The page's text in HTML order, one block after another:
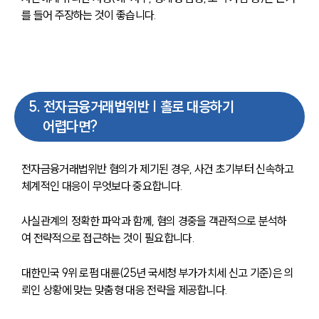
를 들어 주장하는 것이 좋습니다.
5. 전자금융거래법위반 | 홀로 대응하기
어렵다면?
전자금융거래법위반 혐의가 제기된 경우, 사건 초기부터 신속하고
체계적인 대응이 무엇보다 중요합니다.
사실관계의 정확한 파악과 함께, 혐의 경중을 객관적으로 분석하
여 전략적으로 접근하는 것이 필요합니다.
대한민국 9위 로펌 대륜(25년 국세청 부가가치세 신고 기준)은 의
뢰인 상황에 맞는 맞춤형 대응 전략을 제공합니다.